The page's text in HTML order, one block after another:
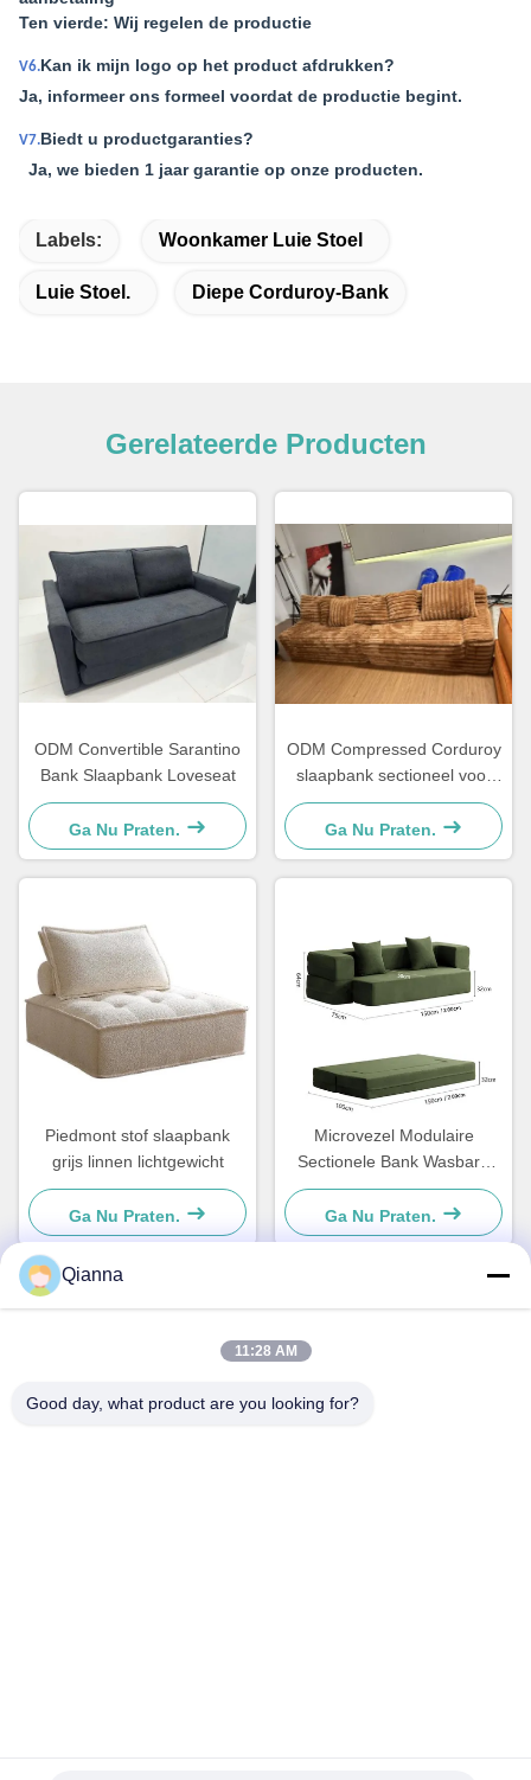
Ten vierde: Wij regelen de productie
V6.Kan ik mijn logo op het product afdrukken?
Ja, informeer ons formeel voordat de productie begint.
V7.Biedt u productgaranties?
Ja, we bieden 1 jaar garantie op onze producten.
Labels: Woonkamer Luie Stoel
Luie Stoel. Diepe Corduroy-Bank
Gerelateerde Producten
ODM Convertible Sarantino
Bank Slaapbank Loveseat
Ga Nu Praten.
ODM Compressed Corduroy
slaapbank sectioneel voor
woonkamer
Ga Nu Praten.
Piedmont stof slaapbank
grijs linnen lichtgewicht
Ga Nu Praten.
Microvezel Modulaire
Sectionele Bank Wasbare
Bank voor Kleine Ruimtes
Ga Nu Praten.
Adres
Qianna
11:28 AM
Good day, what product are you looking for?